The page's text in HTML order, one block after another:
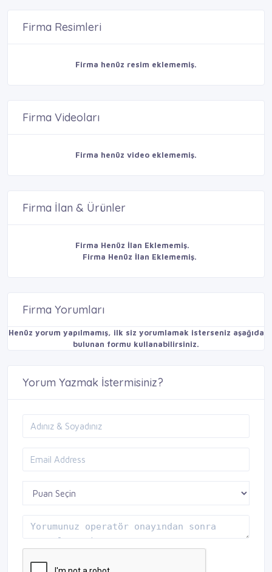
Firma Resimleri
Firma henüz resim eklememiş.
Firma Videoları
Firma henüz video eklememiş.
Firma İlan & Ürünler
Firma Henüz İlan Eklememiş.
Firma Henüz İlan Eklememiş.
Firma Yorumları
Henüz yorum yapılmamış, ilk siz yorumlamak isterseniz aşağıda
bulunan formu kullanabilirsiniz.
Yorum Yazmak İstermisiniz?